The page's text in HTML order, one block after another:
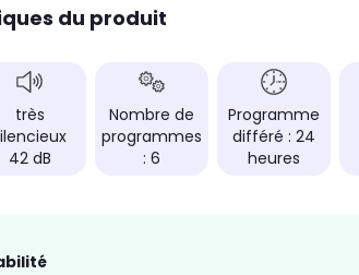
du produit
très
42 dB
Nombre de
programmes
: 6
Programme
différé : 24
heures